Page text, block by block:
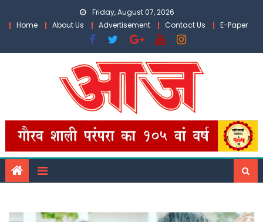
Friday, August 07, 2026
Home
About Us Advertisement Contact Us E-Paper